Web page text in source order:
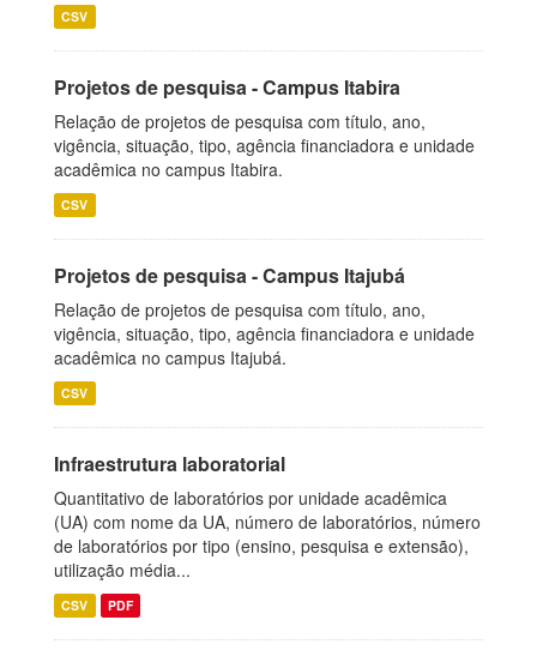
CSV
Projetos de pesquisa - Campus Itabira
Relação de projetos de pesquisa com título, ano,
vigência, situação, tipo, agência financiadora e unidade
acadêmica no campus Itabira.
CSV
Projetos de pesquisa - Campus Itajubá
Relação de projetos de pesquisa com título, ano,
vigência, situação, tipo, agência financiadora e unidade
acadêmica no campus Itajubá.
CSV
Infraestrutura laboratorial
Quantitativo de laboratórios por unidade acadêmica
(UA) com nome da UA, número de laboratórios, número
de laboratórios por tipo (ensino, pesquisa e extensão),
utilização média...
CSV PDF